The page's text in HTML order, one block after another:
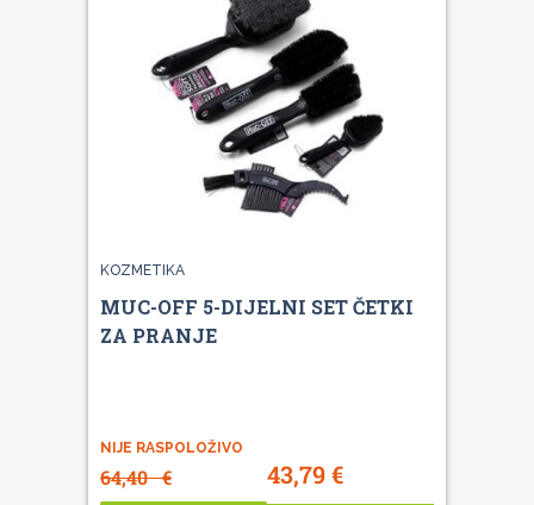
KOZMETIKA
MUC-OFF 5-DIJELNI SET ČETKI
ZA PRANJE
NIJE RASPOLOŽIVO
64,40€ 43,79€